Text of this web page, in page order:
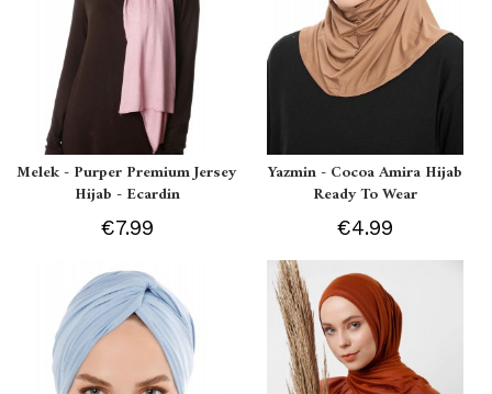
Melek - Purper Premium Jersey
Hijab - Ecardin
€7.99
Yazmin - Cocoa Amira Hijab
Ready To Wear
€4.99